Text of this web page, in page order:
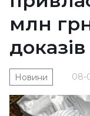
млн
доказів
08-
Новини